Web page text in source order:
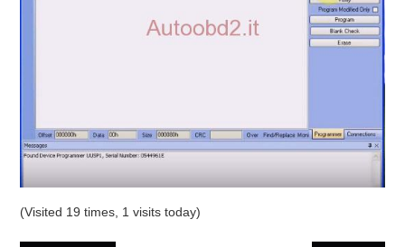
(Visited 19 times, 1 visits today)